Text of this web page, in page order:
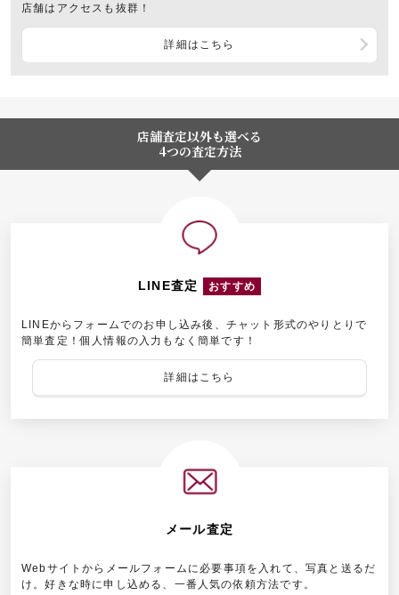
店舗はアクセスも抜群！
詳細はこちら
店舗査定以外も選べる
4つの査定方法
LINE査定 おすすめ
LINEからフォームでのお申し込み後、チャット形式のやりとりで
簡単査定！個人情報の入力もなく簡単です！
詳細はこちら
メール査定
Webサイトからメールフォームに必要事項を入れて、写真と送るだ
け。好きな時に申し込める、一番人気の依頼方法です。